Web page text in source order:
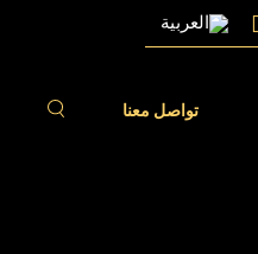
تواصل معنا